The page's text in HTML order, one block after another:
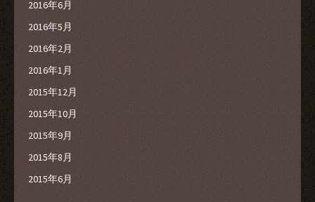
2016年6月
2016年5月
2016年2月
2016年1月
2015年12月
2015年10月
2015年9月
2015年8月
2015年6月